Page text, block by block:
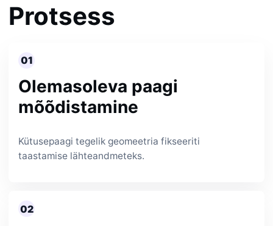
Protsess
01
Olemasoleva paagi
mõõdistamine
Kütusepaagi tegelik geomeetria fikseeriti
taastamise lähteandmeteks.
02